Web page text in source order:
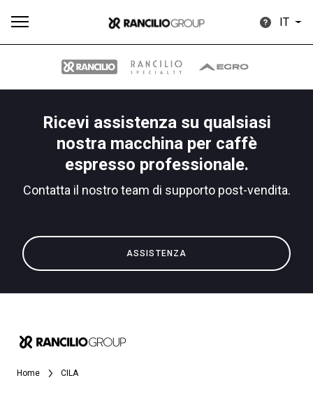
IT
Ricevi assistenza su qualsiasi
nostra macchina per caffè
espresso professionale.
Contatta il nostro team di supporto post-vendita.
ASSISTENZA
Home CILA
Download
Brand
News
La nostra storia